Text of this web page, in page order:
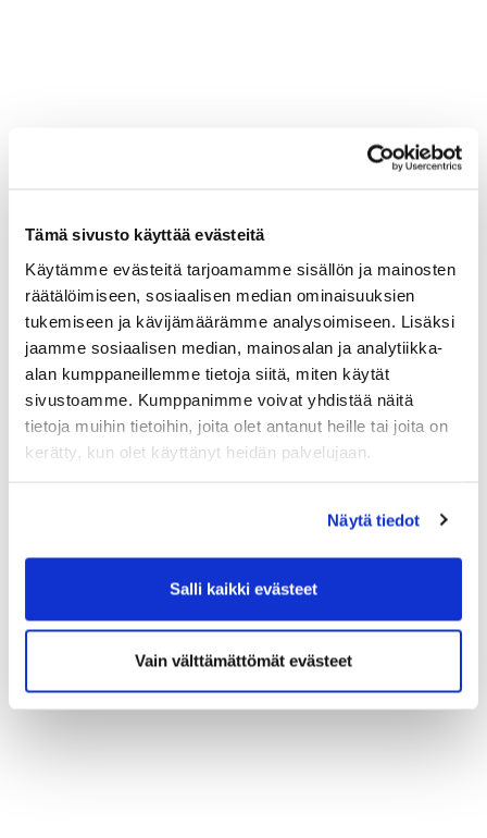
Tämä sivusto käyttää evästeitä
Käytämme evästeitä tarjoamamme sisällön ja mainosten
räätälöimiseen, sosiaalisen median ominaisuuksien
tukemiseen ja kävijämäärämme analysoimiseen. Lisäksi
jaamme sosiaalisen median, mainosalan ja analytiikka-
alan kumppaneillemme tietoja siitä, miten käytät
sivustoamme. Kumppanimme voivat yhdistää näitä
tietoja muihin tietoihin, joita olet antanut heille tai joita on
kerätty, kun olet käyttänyt heidän palvelujaan.
Näytä tiedot
Salli kaikki evästeet
Vain välttämättömät evästeet